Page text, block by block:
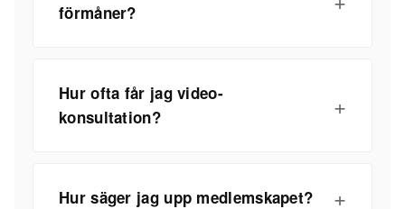
förmåner?
Hur ofta får jag video-
konsultation?
Hur säger jag upp medlemskapet?